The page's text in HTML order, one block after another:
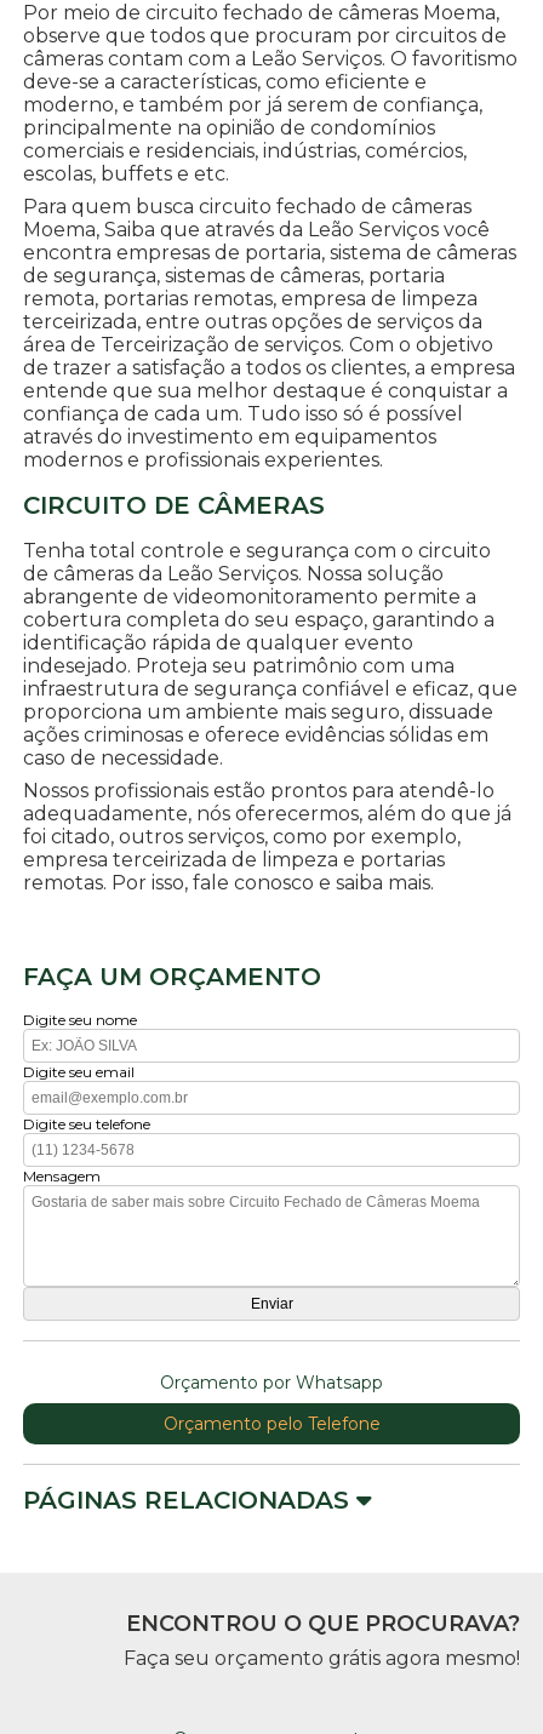
Por meio de circuito fechado de câmeras Moema,
observe que todos que procuram por circuitos de
câmeras contam com a Leão Serviços. O favoritismo
deve-se a características, como eficiente e
moderno, e também por já serem de confiança,
principalmente na opinião de condomínios
comerciais e residenciais, indústrias, comércios,
escolas, buffets e etc.
Para quem busca circuito fechado de câmeras
Moema, Saiba que através da Leão Serviços você
encontra empresas de portaria, sistema de câmeras
de segurança, sistemas de câmeras, portaria
remota, portarias remotas, empresa de limpeza
terceirizada, entre outras opções de serviços da
área de Terceirização de serviços. Com o objetivo
de trazer a satisfação a todos os clientes, a empresa
entende que sua melhor destaque é conquistar a
confiança de cada um. Tudo isso só é possível
através do investimento em equipamentos
modernos e profissionais experientes.
CIRCUITO DE CÂMERAS
Tenha total controle e segurança com o circuito
de câmeras da Leão Serviços. Nossa solução
abrangente de videomonitoramento permite a
cobertura completa do seu espaço, garantindo a
identificação rápida de qualquer evento
indesejado. Proteja seu patrimônio com uma
infraestrutura de segurança confiável e eficaz, que
proporciona um ambiente mais seguro, dissuade
ações criminosas e oferece evidências sólidas em
caso de necessidade.
Nossos profissionais estão prontos para atendê-lo
adequadamente, nós oferecermos, além do que já
foi citado, outros serviços, como por exemplo,
empresa terceirizada de limpeza e portarias
remotas. Por isso, fale conosco e saiba mais.
FAÇA UM ORÇAMENTO
Digite seu nome
Digite seu email
Digite seu telefone
Mensagem
Orçamento por Whatsapp
Orçamento pelo Telefone
PÁGINAS RELACIONADAS
ENCONTROU O QUE PROCURAVA?
Faça seu orçamento grátis agora mesmo!